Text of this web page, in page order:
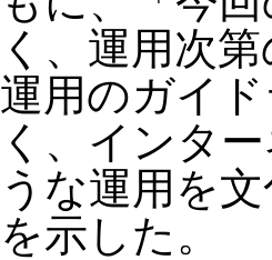
く、運用次
運用のガイ
く、インタ
うな運用を
を示した。